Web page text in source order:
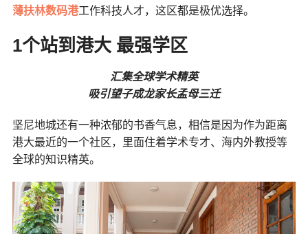
薄扶林数码港工作科技人才，这区都是极优选择。
1个站到港大 最强学区
汇集全球学术精英
吸引望子成龙家长孟母三迁
坚尼地城还有一种浓郁的书香气息，相信是因为作为距离
港大最近的一个社区，里面住着学术专才、海内外教授等
全球的知识精英。